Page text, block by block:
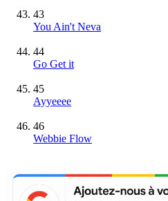
43
You Ain't Neva
44
Go Get it
45
Ayyeeee
46
Webbie Flow